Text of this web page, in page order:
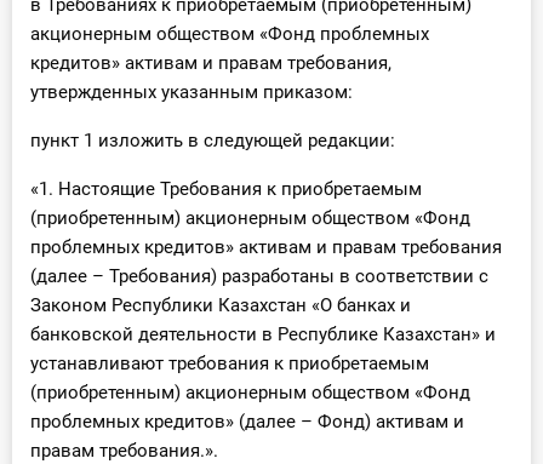
в Требованиях к приобретаемым (приобретенным)
акционерным обществом «Фонд проблемных
кредитов» активам и правам требования,
утвержденных указанным приказом:
пункт 1 изложить в следующей редакции:
«1. Настоящие Требования к приобретаемым
(приобретенным) акционерным обществом «Фонд
проблемных кредитов» активам и правам требования
(далее – Требования) разработаны в соответствии с
Законом Республики Казахстан «О банках и
банковской деятельности в Республике Казахстан» и
устанавливают требования к приобретаемым
(приобретенным) акционерным обществом «Фонд
проблемных кредитов» (далее – Фонд) активам и
правам требования.».